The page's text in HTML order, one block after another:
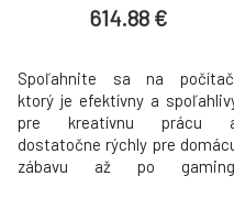
614.88 €
Spoľahnite sa na
ktorý je efektívny a
pre kreatívnu prácu
dostatočne rýchly pre
zábavu až po